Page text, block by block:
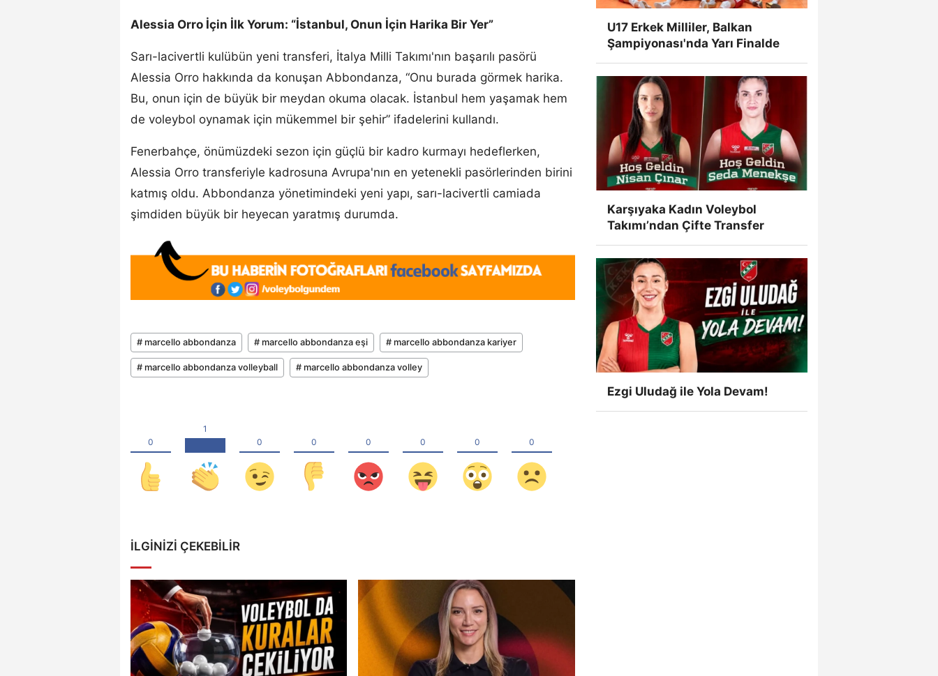
Alessia Orro İçin İlk Yorum: “İstanbul, Onun İçin Harika Bir Yer”
Sarı-lacivertli kulübün yeni transferi, İtalya Milli Takımı'nın başarılı pasörü
Alessia Orro hakkında da konuşan Abbondanza, “Onu burada görmek harika.
Bu, onun için de büyük bir meydan okuma olacak. İstanbul hem yaşamak hem
de voleybol oynamak için mükemmel bir şehir” ifadelerini kullandı.
Fenerbahçe, önümüzdeki sezon için güçlü bir kadro kurmayı hedeflerken,
Alessia Orro transferiyle kadrosuna Avrupa'nın en yetenekli pasörlerinden birini
katmış oldu. Abbondanza yönetimindeki yeni yapı, sarı-lacivertli camiada
şimdiden büyük bir heyecan yaratmış durumda.
# marcello abbondanza # marcello abbondanza eşi # marcello abbondanza kariyer
# marcello abbondanza volleyball # marcello abbondanza volley
İLGINIZI ÇEKEBILIR
U17 Erkek Milliler, Balkan
Şampiyonası'nda Yarı Finalde
Karşıyaka Kadın Voleybol
Takımı’ndan Çifte Transfer
Ezgi Uludağ ile Yola Devam!